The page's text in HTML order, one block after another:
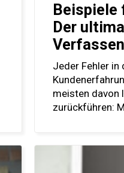
Beispiele
Der
Verfassen
Jeder Fehler in
meisten davon
zurückführen: